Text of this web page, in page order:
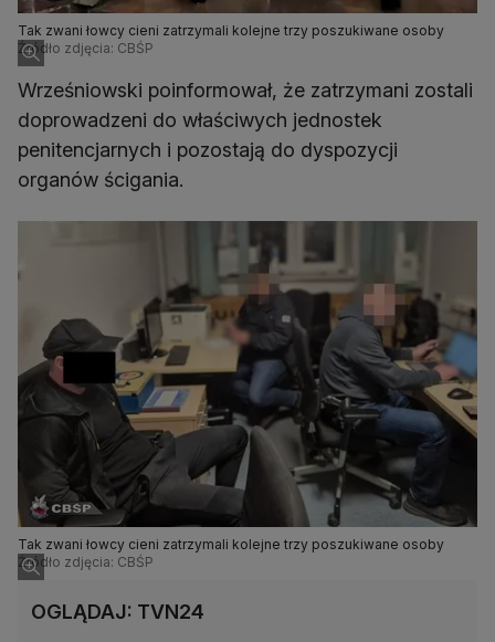
Tak zwani łowcy cieni zatrzymali kolejne trzy poszukiwane osoby
Źródło zdjęcia: CBŚP
Wrześniowski poinformował, że zatrzymani zostali
doprowadzeni do właściwych jednostek
penitencjarnych i pozostają do dyspozycji
organów ścigania.
Tak zwani łowcy cieni zatrzymali kolejne trzy poszukiwane osoby
Źródło zdjęcia: CBŚP
OGLĄDAJ: TVN24